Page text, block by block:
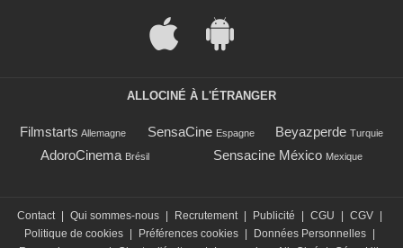
ALLOCINÉ À L'ÉTRANGER
Filmstarts Allemagne SensaCine Espagne Beyazperde Turquie
AdoroCinema Brésil Sensacine México Mexique
Contact Qui sommes-nous Recrutement Publicité CGU CGV
Politique de cookies
Préférences cookies Données Personnelles